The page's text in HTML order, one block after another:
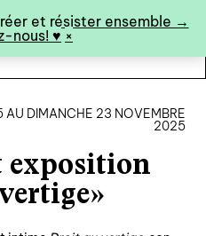
et résister ensemble →
nous! ♥︎ ×
0
AU DIMANCHE 23 NOVEMBRE
2025
exposition